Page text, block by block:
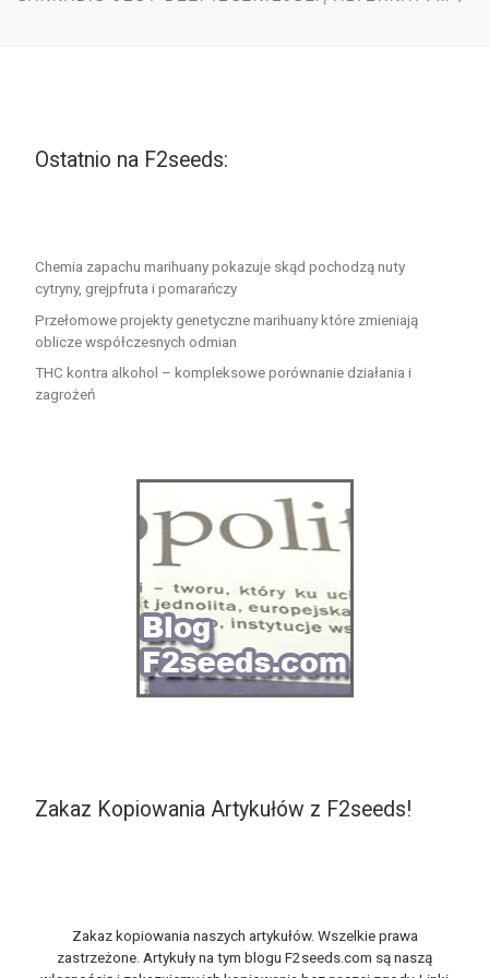
Ostatnio na F2seeds:
Chemia zapachu marihuany pokazuje skąd pochodzą nuty
cytryny, grejpfruta i pomarańczy
Przełomowe projekty genetyczne marihuany które zmieniają
oblicze współczesnych odmian
THC kontra alkohol – kompleksowe porównanie działania i
zagrożeń
Zakaz Kopiowania Artykułów z F2seeds!
Zakaz kopiowania naszych artykułów. Wszelkie prawa
zastrzeżone. Artykuły na tym blogu F2seeds.com są naszą